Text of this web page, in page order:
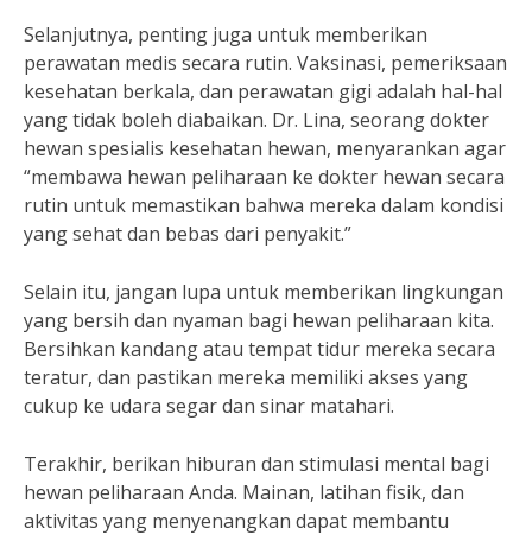
Selanjutnya, penting juga untuk memberikan
perawatan medis secara rutin. Vaksinasi, pemeriksaan
kesehatan berkala, dan perawatan gigi adalah hal-hal
yang tidak boleh diabaikan. Dr. Lina, seorang dokter
hewan spesialis kesehatan hewan, menyarankan agar
“membawa hewan peliharaan ke dokter hewan secara
rutin untuk memastikan bahwa mereka dalam kondisi
yang sehat dan bebas dari penyakit.”
Selain itu, jangan lupa untuk memberikan lingkungan
yang bersih dan nyaman bagi hewan peliharaan kita.
Bersihkan kandang atau tempat tidur mereka secara
teratur, dan pastikan mereka memiliki akses yang
cukup ke udara segar dan sinar matahari.
Terakhir, berikan hiburan dan stimulasi mental bagi
hewan peliharaan Anda. Mainan, latihan fisik, dan
aktivitas yang menyenangkan dapat membantu